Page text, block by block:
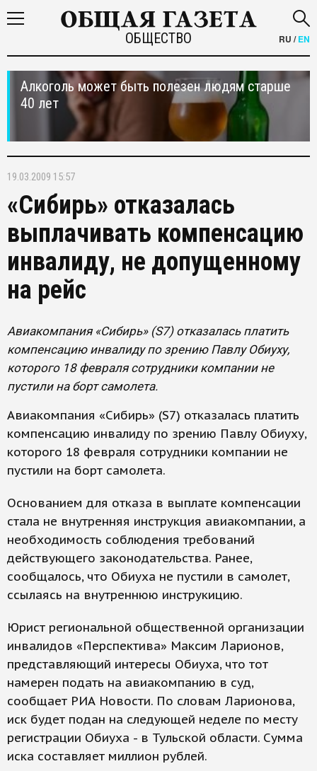
ОБЩЕСТВО RU /EN
Алкоголь может быть полезен людям старше
40 лет
19.03.2009 15:57
«Сибирь» отказалась
выплачивать компенсацию
инвалиду, не допущенному
на рейс
Авиакомпания «Сибирь» (S7) отказалась платить
компенсацию инвалиду по зрению Павлу Обиуху,
которого 18 февраля сотрудники компании не
пустили на борт самолета.
Авиакомпания «Сибирь» (S7) отказалась платить
компенсацию инвалиду по зрению Павлу Обиуху,
которого 18 февраля сотрудники компании не
пустили на борт самолета.
Основанием для отказа в выплате компенсации
стала не внутренняя инструкция авиакомпании, а
необходимость соблюдения требований
действующего законодательства. Ранее,
сообщалось, что Обиуха не пустили в самолет,
ссылаясь на внутреннюю инструкицию.
Юрист региональной общественной организации
инвалидов «Перспектива» Максим Ларионов,
представляющий интересы Обиуха, что тот
намерен подать на авиакомпанию в суд,
сообщает РИА Новости. По словам Ларионова,
иск будет подан на следующей неделе по месту
регистрации Обиуха - в Тульской области. Сумма
иска составляет миллион рублей.